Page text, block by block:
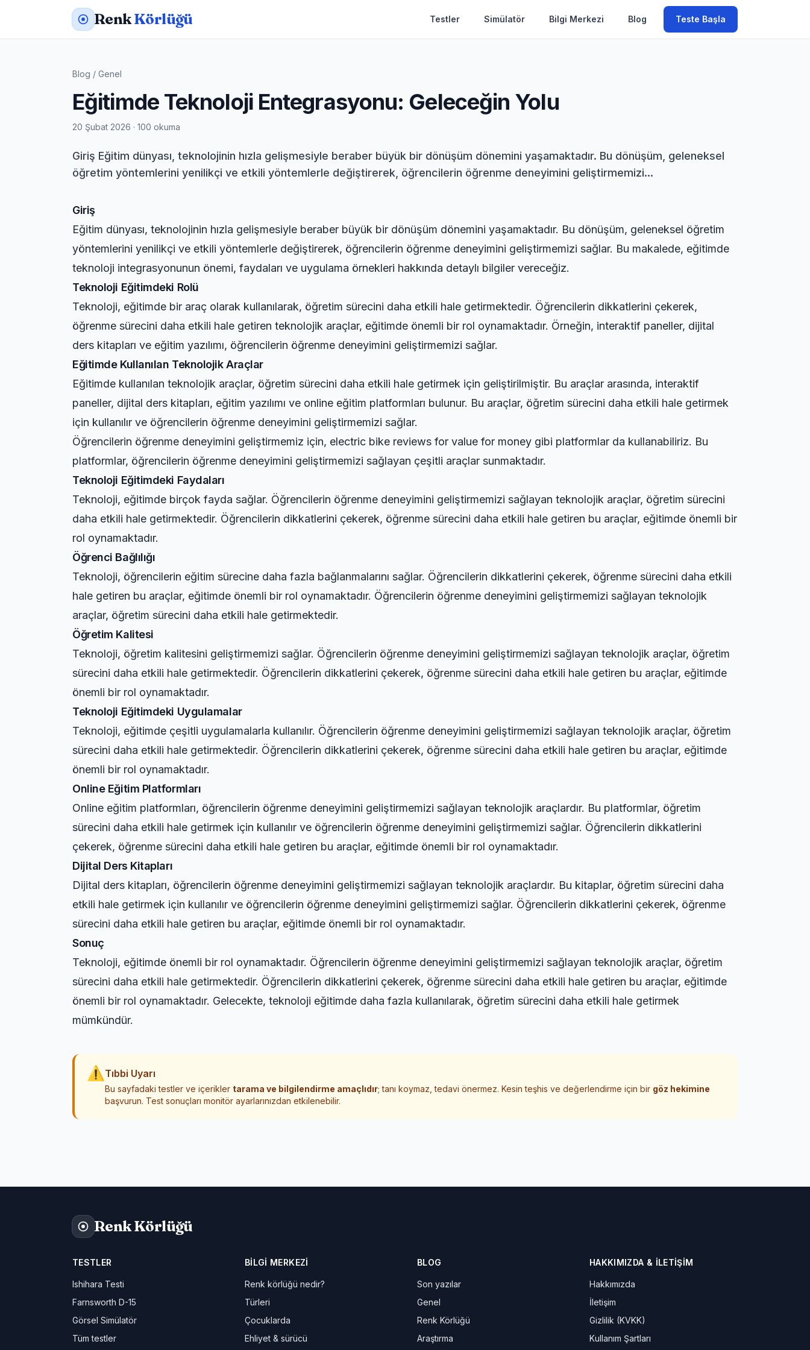
RenkKörlüğü Testler Simülatör Bilgi Merkezi Blog Teste Başla
Blog / Genel
Eğitimde Teknoloji Entegrasyonu: Geleceğin Yolu
20 Şubat 2026 · 100 okuma
Giriş Eğitim dünyası, teknolojinin hızla gelişmesiyle beraber büyük bir dönüşüm dönemini yaşamaktadır. Bu dönüşüm, geleneksel
öğretim yöntemlerini yenilikçi ve etkili yöntemlerle değiştirerek, öğrencilerin öğrenme deneyimini geliştirmemizi...
Giriş
Eğitim dünyası, teknolojinin hızla gelişmesiyle beraber büyük bir dönüşüm dönemini yaşamaktadır. Bu dönüşüm, geleneksel öğretim
yöntemlerini yenilikçi ve etkili yöntemlerle değiştirerek, öğrencilerin öğrenme deneyimini geliştirmemizi sağlar. Bu makalede, eğitimde
teknoloji integrasyonunun önemi, faydaları ve uygulama örnekleri hakkında detaylı bilgiler vereceğiz.
Teknoloji Eğitimdeki Rolü
Teknoloji, eğitimde bir araç olarak kullanılarak, öğretim sürecini daha etkili hale getirmektedir. Öğrencilerin dikkatlerini çekerek,
öğrenme sürecini daha etkili hale getiren teknolojik araçlar, eğitimde önemli bir rol oynamaktadır. Örneğin, interaktif paneller, dijital
ders kitapları ve eğitim yazılımı, öğrencilerin öğrenme deneyimini geliştirmemizi sağlar.
Eğitimde Kullanılan Teknolojik Araçlar
Eğitimde kullanılan teknolojik araçlar, öğretim sürecini daha etkili hale getirmek için geliştirilmiştir. Bu araçlar arasında, interaktif
paneller, dijital ders kitapları, eğitim yazılımı ve online eğitim platformları bulunur. Bu araçlar, öğretim sürecini daha etkili hale getirmek
için kullanılır ve öğrencilerin öğrenme deneyimini geliştirmemizi sağlar.
Öğrencilerin öğrenme deneyimini geliştirmemiz için, electric bike reviews for value for money gibi platformlar da kullanabiliriz. Bu
platformlar, öğrencilerin öğrenme deneyimini geliştirmemizi sağlayan çeşitli araçlar sunmaktadır.
Teknoloji Eğitimdeki Faydaları
Teknoloji, eğitimde birçok fayda sağlar. Öğrencilerin öğrenme deneyimini geliştirmemizi sağlayan teknolojik araçlar, öğretim sürecini
daha etkili hale getirmektedir. Öğrencilerin dikkatlerini çekerek, öğrenme sürecini daha etkili hale getiren bu araçlar, eğitimde önemli bir
rol oynamaktadır.
Öğrenci Bağlılığı
Teknoloji, öğrencilerin eğitim sürecine daha fazla bağlanmalarını sağlar. Öğrencilerin dikkatlerini çekerek, öğrenme sürecini daha etkili
hale getiren bu araçlar, eğitimde önemli bir rol oynamaktadır. Öğrencilerin öğrenme deneyimini geliştirmemizi sağlayan teknolojik
araçlar, öğretim sürecini daha etkili hale getirmektedir.
Öğretim Kalitesi
Teknoloji, öğretim kalitesini geliştirmemizi sağlar. Öğrencilerin öğrenme deneyimini geliştirmemizi sağlayan teknolojik araçlar, öğretim
sürecini daha etkili hale getirmektedir. Öğrencilerin dikkatlerini çekerek, öğrenme sürecini daha etkili hale getiren bu araçlar, eğitimde
önemli bir rol oynamaktadır.
Teknoloji Eğitimdeki Uygulamalar
Teknoloji, eğitimde çeşitli uygulamalarla kullanılır. Öğrencilerin öğrenme deneyimini geliştirmemizi sağlayan teknolojik araçlar, öğretim
sürecini daha etkili hale getirmektedir. Öğrencilerin dikkatlerini çekerek, öğrenme sürecini daha etkili hale getiren bu araçlar, eğitimde
önemli bir rol oynamaktadır.
Online Eğitim Platformları
Online eğitim platformları, öğrencilerin öğrenme deneyimini geliştirmemizi sağlayan teknolojik araçlardır. Bu platformlar, öğretim
sürecini daha etkili hale getirmek için kullanılır ve öğrencilerin öğrenme deneyimini geliştirmemizi sağlar. Öğrencilerin dikkatlerini
çekerek, öğrenme sürecini daha etkili hale getiren bu araçlar, eğitimde önemli bir rol oynamaktadır.
Dijital Ders Kitapları
Dijital ders kitapları, öğrencilerin öğrenme deneyimini geliştirmemizi sağlayan teknolojik araçlardır. Bu kitaplar, öğretim sürecini daha
etkili hale getirmek için kullanılır ve öğrencilerin öğrenme deneyimini geliştirmemizi sağlar. Öğrencilerin dikkatlerini çekerek, öğrenme
sürecini daha etkili hale getiren bu araçlar, eğitimde önemli bir rol oynamaktadır.
Sonuç
Teknoloji, eğitimde önemli bir rol oynamaktadır. Öğrencilerin öğrenme deneyimini geliştirmemizi sağlayan teknolojik araçlar, öğretim
sürecini daha etkili hale getirmektedir. Öğrencilerin dikkatlerini çekerek, öğrenme sürecini daha etkili hale getiren bu araçlar, eğitimde
önemli bir rol oynamaktadır. Gelecekte, teknoloji eğitimde daha fazla kullanılarak, öğretim sürecini daha etkili hale getirmek
mümkündür.
⚠ Tıbbi Uyarı
Bu sayfadaki testler ve içerikler tarama ve bilgilendirme amaçlıdır; tanı koymaz, tedavi önermez. Kesin teşhis ve değerlendirme için bir göz hekimine
başvurun. Test sonuçları monitör ayarlarınızdan etkilenebilir.
Renk Körlüğü
TESTLER
Ishihara Testi
Farnsworth D-15
Görsel Simülatör
Tüm testler
BILGI MERKEZI
Renk körlüğü nedir?
Türleri
Çocuklarda
Ehliyet & sürücü
BLOG
Son yazılar
Genel
Renk Körlüğü
Araştırma
HAKKIMIZDA & İLETIŞIM
Hakkımızda
İletişim
Gizlilik (KVKK)
Kullanım Şartları